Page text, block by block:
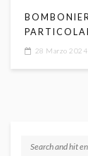
28 Marzo 2024